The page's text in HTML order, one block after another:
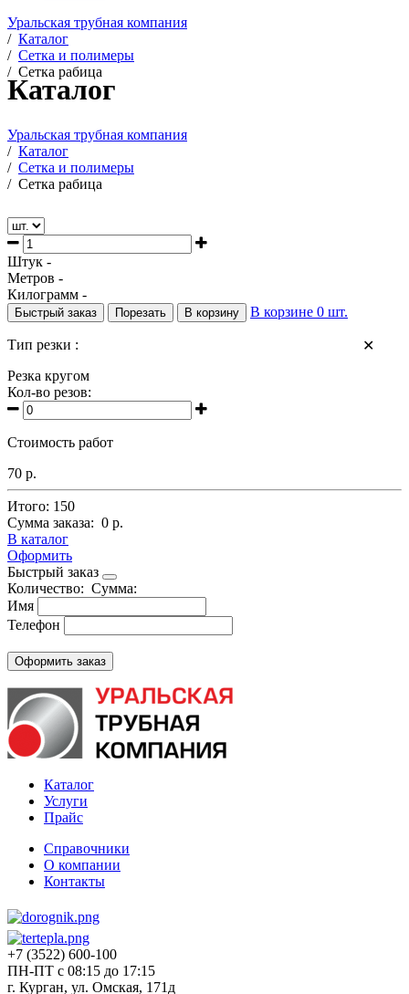
Уральская трубная компания
/ Каталог
/ Сетка и полимеры
/ Сетка рабица
Каталог
Уральская трубная компания
/ Каталог
/ Сетка и полимеры
/ Сетка рабица
Штук -
Метров -
Килограмм -
Быстрый заказ Порезать В корзину В корзине 0 шт.
✕
Тип резки :
Резка кругом
Кол-во резов:
Стоимость работ
70 р.
Итого: 150
Сумма заказа: 0 р.
В каталог
Оформить
Быстрый заказ
Количество: Сумма:
Имя
Телефон
Каталог
Услуги
Прайс
Справочники
О компании
Контакты
+7 (3522) 600-100
ПН-ПТ с 08:15 до 17:15
г. Курган, ул. Омская, 171д